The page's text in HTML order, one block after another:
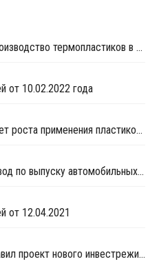
Sabic планирует построить производство термопластиков в Китае
от 10.02.2022 года
НПП "ПОЛИПЛАСТИК" ожидает роста применения пластиков в производстве автомобилей в ближайшие 3-5 лет
Faurecia открыла в России завод по выпуску автомобильных сидений
от 12.04.2021
Минпромторг России представил проект нового инвестрежима для автопрома